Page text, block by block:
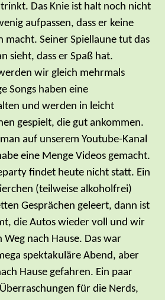
Das Knie ist halt noch nicht
aufpassen, dass er keine
macht. Seiner Spiellaune tut das
sieht, dass er Spaß hat.
wir gleich mehrmals
Songs haben eine
und werden in leicht
gespielt, die gut ankommen.
auf unserem Youtube-Kanal
eine Menge Videos gemacht.
findet heute nicht statt. Ein
(teilweise alkoholfrei)
Gesprächen geleert, dann ist
die Autos wieder voll und wir
Weg nach Hause. Das war
spektakuläre Abend, aber
Hause gefahren. Ein paar
für die Nerds,